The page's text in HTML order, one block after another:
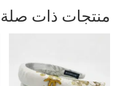
منتجات ذات صلة